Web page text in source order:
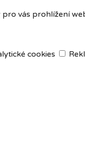
pro vás prohlížení
cookies